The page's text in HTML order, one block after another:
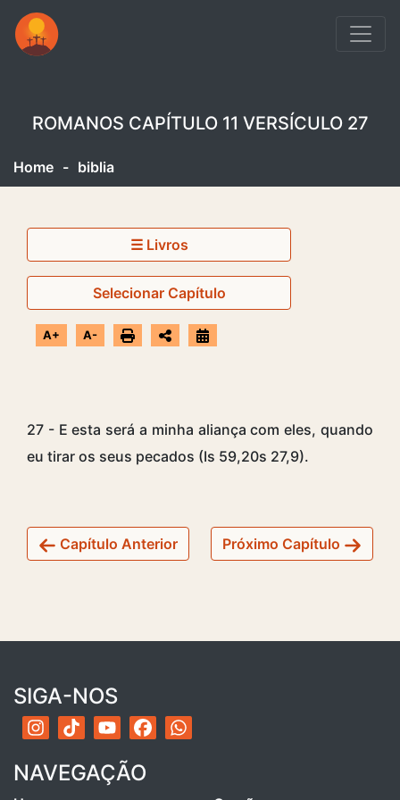
ROMANOS CAPÍTULO 11 VERSÍCULO 27
Home - biblia
☰ Livros
Selecionar Capítulo
A+ A-
27 - E esta será a minha aliança com eles, quando
eu tirar os seus pecados (Is 59,20s 27,9).
Capítulo Anterior Próximo Capítulo
SIGA-NOS
NAVEGAÇÃO